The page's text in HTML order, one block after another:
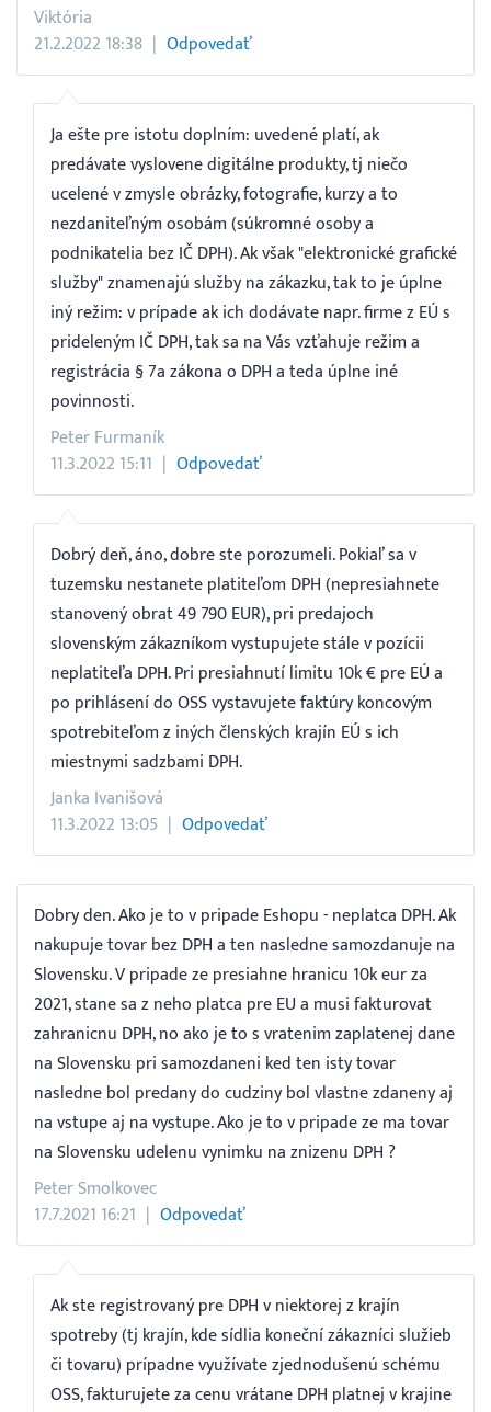
Viktória
21.2.2022 18:38
Odpovedať
Ja ešte pre istotu doplním: uvedené platí, ak
predávate vyslovene digitálne produkty, tj niečo
ucelené v zmysle obrázky, fotografie, kurzy a to
nezdaniteľným osobám (súkromné osoby a
podnikatelia bez IČ DPH). Ak však "elektronické grafické
služby" znamenajú služby na zákazku, tak to je úplne
iný režim: v prípade ak ich dodávate napr. firme z EÚ s
prideleným IČ DPH, tak sa na Vás vzťahuje režim a
registrácia § 7a zákona o DPH a teda úplne iné
povinnosti.
Peter Furmaník
11.3.2022 15:11
Odpovedať
Dobrý deň, áno, dobre ste porozumeli. Pokiaľ sa v
tuzemsku nestanete platiteľom DPH (nepresiahnete
stanovený obrat 49 790 EUR), pri predajoch
slovenským zákazníkom vystupujete stále v pozícii
neplatiteľa DPH. Pri presiahnutí limitu 10k € pre EÚ a
po prihlásení do OSS vystavujete faktúry koncovým
spotrebiteľom z iných členských krajín EÚ s ich
miestnymi sadzbami DPH.
Janka Ivanišová
11.3.2022 13:05
Odpovedať
Dobry den. Ako je to v pripade Eshopu - neplatca DPH. Ak
nakupuje tovar bez DPH a ten nasledne samozdanuje na
Slovensku. V pripade ze presiahne hranicu 10k eur za
2021, stane sa z neho platca pre EU a musi fakturovat
zahranicnu DPH, no ako je to s vratenim zaplatenej dane
na Slovensku pri samozdaneni ked ten isty tovar
nasledne bol predany do cudziny bol vlastne zdaneny aj
na vstupe aj na vystupe. Ako je to v pripade ze ma tovar
na Slovensku udelenu vynimku na znizenu DPH ?
Peter Smolkovec
17.7.2021 16:21
Odpovedať
Ak ste registrovaný pre DPH v niektorej z krajín
spotreby (tj krajín, kde sídlia koneční zákazníci služieb
či tovaru) prípadne využívate zjednodušenú schému
OSS, fakturujete za cenu vrátane DPH platnej v krajine